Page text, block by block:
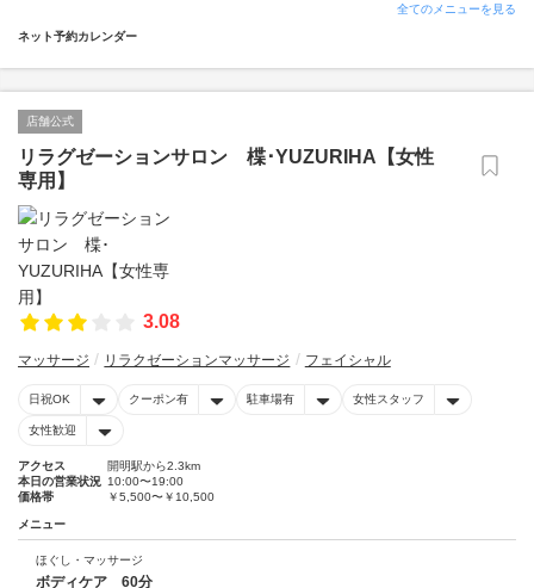
全てのメニューを見る
ネット予約カレンダー
店舗公式
リラグゼーションサロン 楪･YUZURIHA【女性
専用】
3.08
マッサージ リラクゼーションマッサージ フェイシャル
日祝OK クーポン有 駐車場有 女性スタッフ
女性歓迎
アクセス
開明駅から2.3km
本日の営業状況 10:00〜19:00
価格帯
￥5,500〜￥10,500
メニュー
ほぐし・マッサージ
ボディケア 60分